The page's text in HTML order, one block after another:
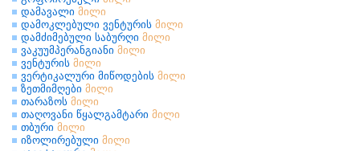
დამავალი მილი
დამოკლებული ვენტურის მილი
დამძიმებული საბურღი მილი
ვაკუუმპერანგიანი მილი
ვენტურის მილი
ვერტიკალური მიწოდების მილი
ზეთმიმღები მილი
თარაზოს მილი
თაღოვანი წყალგამტარი მილი
თბური მილი
იზოლირებული მილი